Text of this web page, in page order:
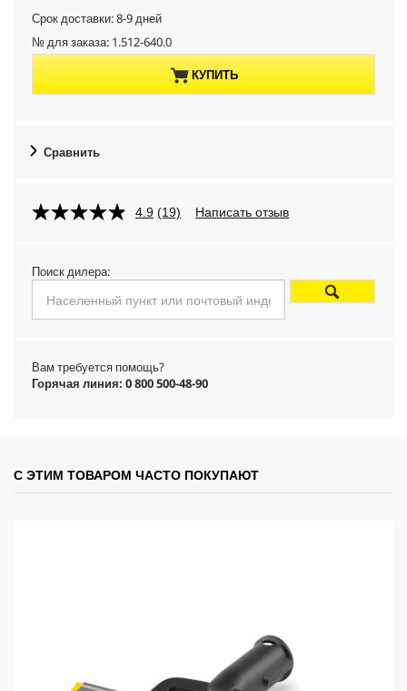
e
n
p
o
d
u
t
r
Срок доставки: 8-9 дней
№ для заказа: 1.512-640.0
КУПИТЬ
Сравнить
4.9 (19) Написать отзыв
Поиск дилера:
Вам требуется помощь?
Горячая линия: 0 800 500-48-90
С ЭТИМ ТОВАРОМ ЧАСТО ПОКУПАЮТ